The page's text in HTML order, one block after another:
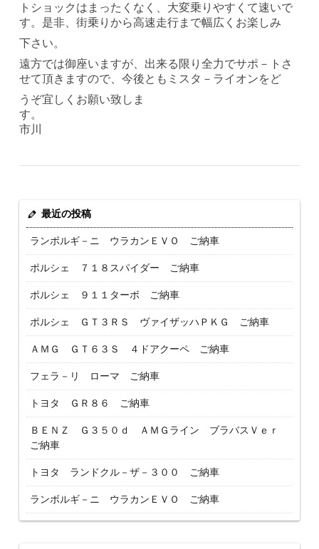
トショックはまったくなく、大変乗りやすくて速いで
す。是非、街乗りから高速走行まで幅広くお楽しみ
下さい。
遠方では御座いますが、出来る限り全力でサポ－トさ
せて頂きますので、今後ともミスタ－ライオンをど
うぞ宜しくお願い致しま
す
市川
最近の投稿
ランボルギ－ニ ウラカンＥＶＯ ご納車
ポルシェ ７１８スパイダー ご納車
ポルシェ ９１１ターボ ご納車
ポルシェ ＧＴ３ＲＳ ヴァイザッハＰＫＧ ご納車
ＡＭＧ ＧＴ６３Ｓ ４ドアクーペ ご納車
フェラ－リ ローマ ご納車
トヨタ ＧＲ８６ ご納車
ＢＥＮＺ Ｇ３５０ｄ ＡＭＧライン ブラバスＶｅｒ
ご納車
トヨタ ランドクル－ザ－３００ ご納車
ランボルギ－ニ ウラカンＥＶＯ ご納車